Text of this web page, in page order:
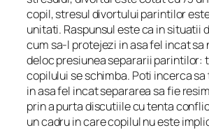
copil, stresul divortului parintilor
unitati. Raspunsul este ca in situatii
cum sa-l protejezi in asa fel incat sa
deloc presiunea separarii parintilor:
copilului se schimba. Poti incerca
in asa fel incat separarea sa fie
prin a purta discutiile cu tenta
un cadru in care copilul nu este